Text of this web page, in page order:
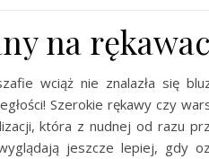
na
wciąż nie znalazła się
Szerokie rękawy czy
która z nudnej od razu
jeszcze lepiej, gdy